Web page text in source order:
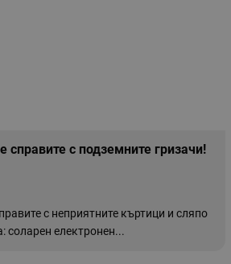
справите с подземните гризачи!
с неприятните къртици и сляпо
соларен електронен...